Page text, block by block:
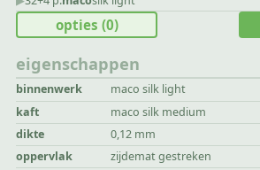
eigenschappen
binnenwerk maco silk light
kaft
maco silk medium
dikte
0,12 mm
oppervlak
zijdemat gestreken
opties (0)